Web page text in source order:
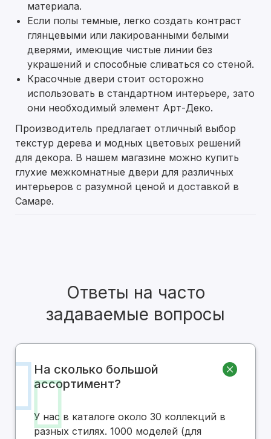
материала.
Если полы темные, легко создать контраст
глянцевыми или лакированными белыми
дверями, имеющие чистые линии без
украшений и способные сливаться со стеной.
Красочные двери стоит осторожно
использовать в стандартном интерьере, зато
они необходимый элемент Арт-Деко.
Производитель предлагает отличный выбор
текстур дерева и модных цветовых решений
для декора. В нашем магазине можно купить
глухие межкомнатные двери для различных
интерьеров с разумной ценой и доставкой в
Самаре.
Ответы на часто
задаваемые вопросы
На сколько большой
ассортимент?
У нас в каталоге около 30 коллекций в
разных стилях. 1000 моделей (для